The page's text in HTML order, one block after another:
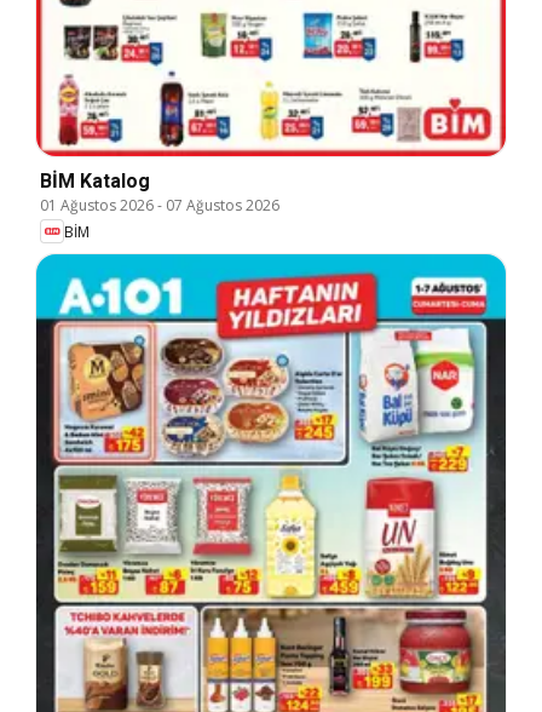
BİM Katalog
01 Ağustos 2026- 07 Ağustos 2026
BİM